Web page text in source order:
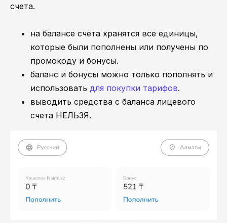
счета.
на балансе счета хранятся все единицы,
которые были пополнены или получены по
промокоду и бонусы.
баланс и бонусы можно только пополнять и
использовать для покупки тарифов.
выводить средства с баланса лицевого
счета НЕЛЬЗЯ.